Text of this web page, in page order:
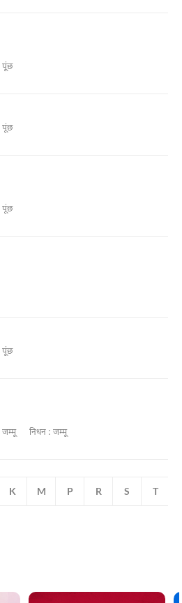
पूंछ
पूंछ
पूंछ
पूंछ
जम्मू निधन : जम्मू
K M P R S T